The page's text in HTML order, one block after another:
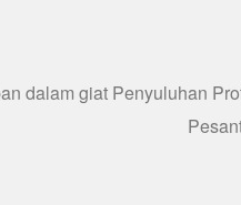
dalam giat Penyuluhan